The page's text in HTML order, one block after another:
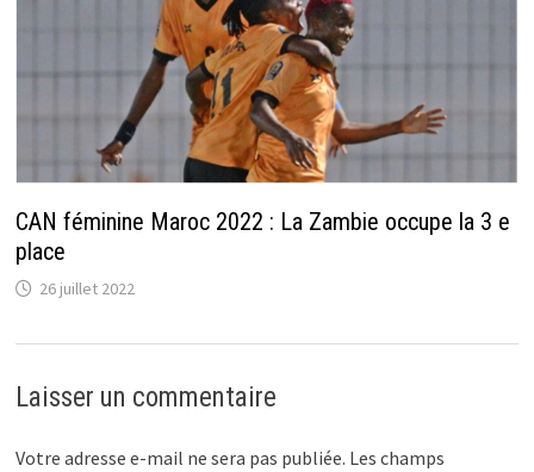
CAN féminine Maroc 2022 : La Zambie occupe la 3 e
place
26 juillet 2022
Laisser un commentaire
Votre adresse e-mail ne sera pas publiée. Les champs